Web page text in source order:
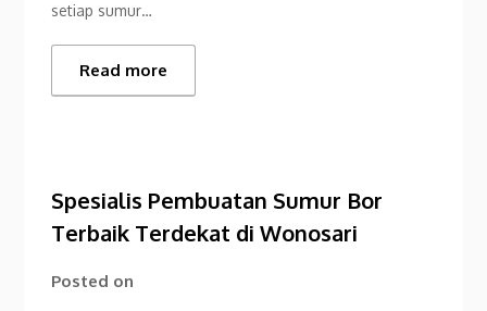
setiap sumur…
Read more
Spesialis Pembuatan Sumur Bor
Terbaik Terdekat di Wonosari
Posted on